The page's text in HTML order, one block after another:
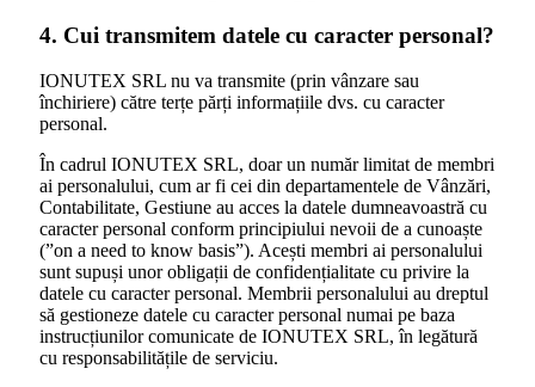
4. Cui transmitem datele cu caracter personal?
IONUTEX SRL nu va transmite (prin vânzare sau
închiriere) către terțe părți informațiile dvs. cu caracter
personal.
În cadrul IONUTEX SRL, doar un număr limitat de membri
ai personalului, cum ar fi cei din departamentele de Vânzări,
Contabilitate, Gestiune au acces la datele dumneavoastră cu
caracter personal conform principiului nevoii de a cunoaște
(”on a need to know basis”). Acești membri ai personalului
sunt supuși unor obligații de confidențialitate cu privire la
datele cu caracter personal. Membrii personalului au dreptul
să gestioneze datele cu caracter personal numai pe baza
instrucțiunilor comunicate de IONUTEX SRL, în legătură
cu responsabilitățile de serviciu.